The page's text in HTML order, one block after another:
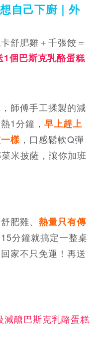
自己下廚｜外
舒肥雞＋千張餃＝
個巴斯克乳酪蛋糕
師傅手工揉製的減
1分鐘， 早上趕上
樣 ，口感鬆軟Q彈
米披薩，讓你加班
肥雞、 熱量只有傳
分鐘就搞定一整桌
家不只免運！再送
醣巴斯克乳酪蛋糕